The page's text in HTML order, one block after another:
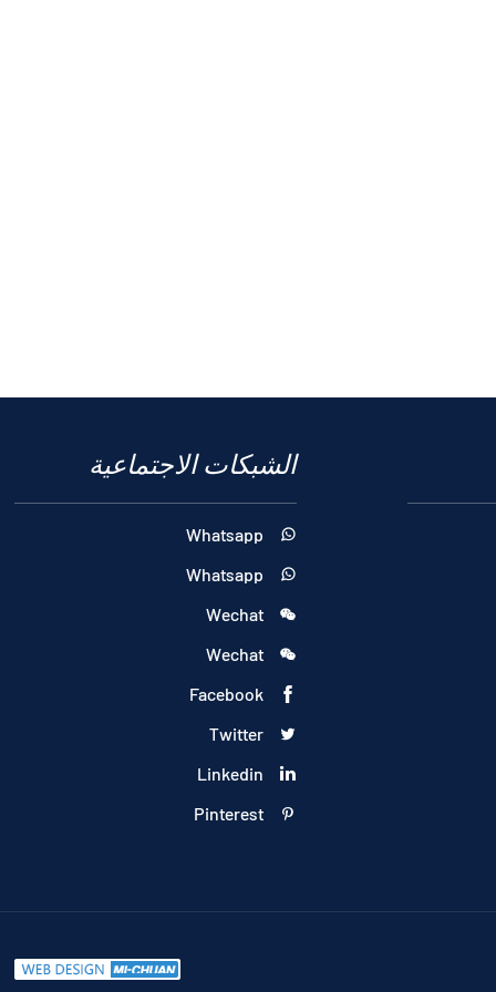
الشبكات الاجتماعية

Whatsapp

Whatsapp

Wechat

Wechat

Facebook

Twitter

Linkedin

Pinterest